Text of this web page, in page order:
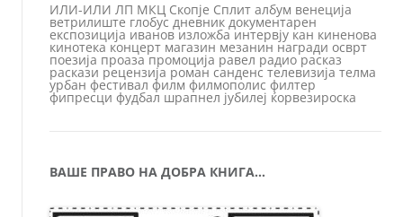
ИЛИ-ИЛИ ЛП МКЦ Скопје Сплит албум венеција
ветрилиште глобус дневник документарен
експозиција иванов изложба интервју кан киненова
кинотека концерт магазин мезанин награди осврт
поезија проаза промоција равел радио расказ
раскази рецензија роман санденс телевизија телма
урбан фестивал филм филмополис филтер
фипресци фудбал шрапнел јубилеј ќорвезироска
ВАШЕ ПРАВО НА ДОБРА КНИГА…